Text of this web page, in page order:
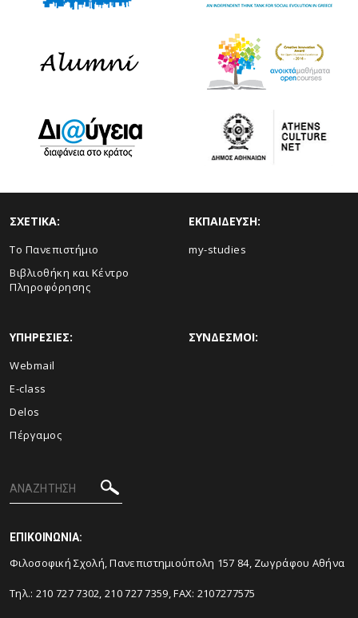
ΣΧΕΤΙΚΑ:
Το Πανεπιστήμιο
Βιβλιοθήκη και Κέντρο
Πληροφόρησης
ΕΚΠΑΙΔΕΥΣΗ:
my-studies
ΥΠΗΡΕΣΙΕΣ:
Webmail
E-class
Delos
Πέργαμος
ΣΥΝΔΕΣΜΟΙ:
ΕΠΙΚΟΙΝΩΝΙΑ:
Φιλοσοφική Σχολή, Πανεπιστημιούπολη 157 84, Ζωγράφου Αθήνα
Τηλ.: 210 727 7302, 210 727 7359, FAX: 2107277575